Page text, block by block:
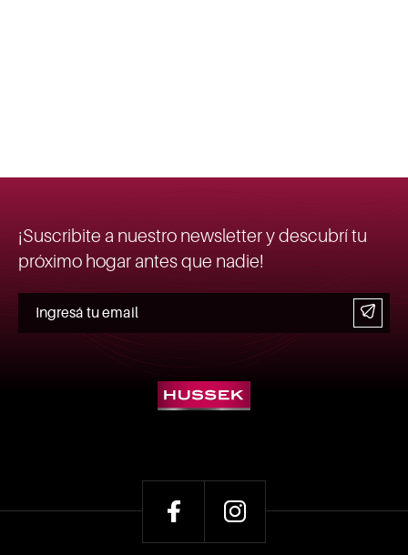
¡Suscribite a nuestro newsletter y descubrí tu
próximo hogar antes que nadie!